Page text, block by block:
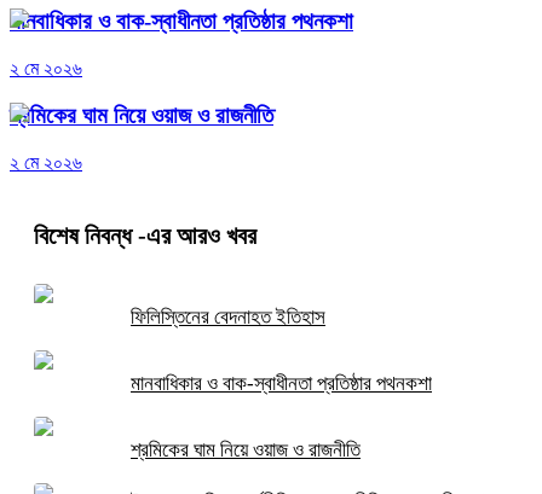
মানবাধিকার ও বাক-স্বাধীনতা প্রতিষ্ঠার পথনকশা
২ মে ২০২৬
শ্রমিকের ঘাম নিয়ে ওয়াজ ও রাজনীতি
২ মে ২০২৬
বিশেষ নিবন্ধ-এর আরও খবর
ফিলিস্তিনের বেদনাহত ইতিহাস
মানবাধিকার ও বাক-স্বাধীনতা প্রতিষ্ঠার পথনকশা
শ্রমিকের ঘাম নিয়ে ওয়াজ ও রাজনীতি